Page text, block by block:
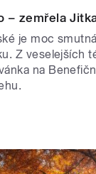
– zemřela
je moc
Z veselejších
na